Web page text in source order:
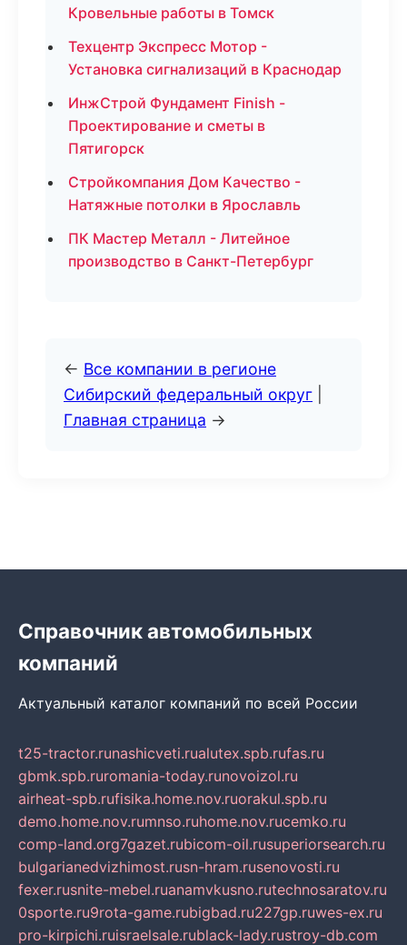
Кровельные работы в Томск
Техцентр Экспресс Мотор -
Установка сигнализаций в Краснодар
ИнжСтрой Фундамент Finish -
Проектирование и сметы в
Пятигорск
Стройкомпания Дом Качество -
Натяжные потолки в Ярославль
ПК Мастер Металл - Литейное
производство в Санкт-Петербург
← Все компании в регионе
Сибирский федеральный округ
Главная страница →
Справочник автомобильных
компаний
Актуальный каталог компаний по всей России
t25-tractor.runashicveti.rualutex.spb.rufas.ru
gbmk.spb.ruromania-today.runovoizol.ru
airheat-spb.rufisika.home.nov.ruorakul.spb.ru
demo.home.nov.rumnso.ruhome.nov.rucemko.ru
comp-land.org7gazet.rubicom-oil.rusuperiorsearch.ru
bulgarianedvizhimost.rusn-hram.rusenovosti.ru
fexer.rusnite-mebel.ruanamvkusno.rutechnosaratov.ru
0sporte.ru9rota-game.rubigbad.ru227gp.ruwes-ex.ru
pro-kirpichi.ruisraelsale.rublack-lady.rustroy-db.com